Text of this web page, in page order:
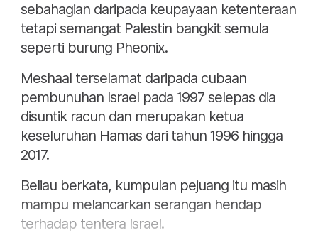
sebahagian daripada keupayaan ketenteraan
tetapi semangat Palestin bangkit semula
seperti burung Pheonix.
Meshaal terselamat daripada cubaan
pembunuhan Israel pada 1997 selepas dia
disuntik racun dan merupakan ketua
keseluruhan Hamas dari tahun 1996 hingga
2017.
Beliau berkata, kumpulan pejuang itu masih
mampu melancarkan serangan hendap
terhadap tentera Israel.